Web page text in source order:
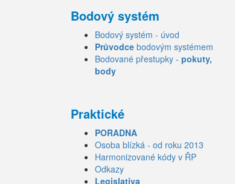
Bodový systém
Bodový systém - úvod
Průvodce bodovým systémem
Bodované přestupky - pokuty,
body
Praktické
PORADNA
Osoba blízká - od roku 2013
Harmonizované kódy v ŘP
Odkazy
Legislativa